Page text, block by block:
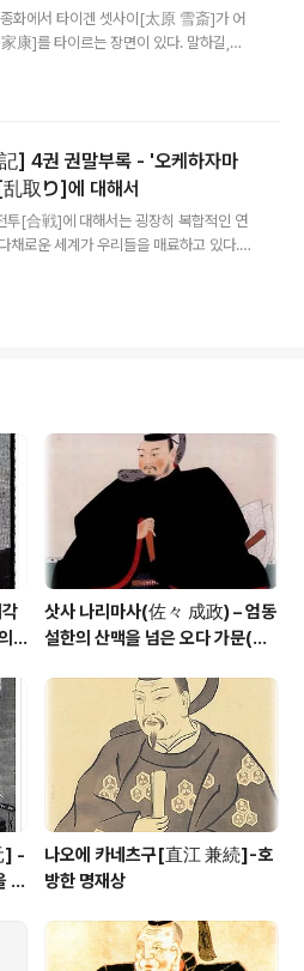
화에서 타이겐 셋사이[太原 雪斎]가 어
康]를 타이르는 장면이 있다. 말하길,
번영을 쌓은 중흥조(中興祖) 아사쿠라
같은 1555년에 죽는다. 그야말로 센고
수 있다. 소우테키는, 개처럼이건 축생
였다. 아사쿠라 가문[朝倉家]의 군사 책
] 4권 권말부록 - '오케하자마
取り]에 대해서
[合戦]에 대해서는 굉장히 복합적인 연
채로운 세계가 우리들을 매료하고 있다.
풍경에 대해 추구하고자 한다. [갑양군감
을 받아 입신출세하는 것이 사무라이
무공을 세워 언젠가는 사무라이가 되기
1
삿사 나리마사(佐々 成政) – 엄동
설한의 산맥을 넘은 오다 가문(織
] -
남
나오에 카네츠구[直江 兼続]-호
방한 명재상